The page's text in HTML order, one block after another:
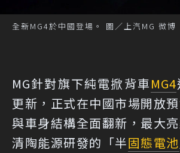
全新MG4於中國登場。 圖／上汽MG 微博
MG針對旗下純電掀背車MG4
更新，正式在中國市場開放
與車身結構全面翻新，最大
清陶能源研發的「半固態電池